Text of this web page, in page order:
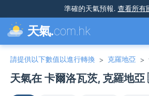
準確的天氣預報. 查看所有
天氣.com.hk
請提供以下數值以進行轉換 > 克羅地亞 >
天氣在 卡爾洛瓦茨, 克羅地